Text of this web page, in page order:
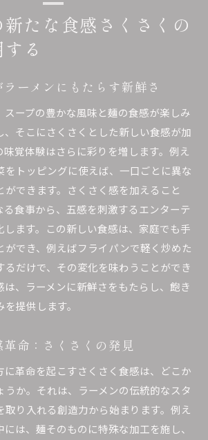
が生むラーメンの新しい楽しみ方
ラーメンで味わう五感の楽しみ
食感を変えることで得られる新たな
の食感に変化を加える楽しみ方
ラーメンで味わう独自の食事体験
さらに楽しむためのさくさく食感の
くさくラーメンの秘密とは
に作れるさくさくラーメンのレシピ
感を家庭で再現するためのポイント
さくさくラーメン作りのヒント
むさくさくラーメンのアレンジ法
感を引き出すラーメンの調理法
にさくさく感を与える調理技術
ーメンの調理におけるポイント
感を保証する調理工程
たな食感さくさくの
る
ーメンにもたらす新鮮さ
スープの豊かな風味と麺の食感が楽しみ
、そこにさくさくとした新しい食感が加
味覚体験はさらに彩りを増します。例え
をトッピングに使えば、一口ごとに異な
ができます。さくさく感を加えること
る食事から、五感を刺激するエンターテ
します。この新しい食感は、家庭でも手
ができ、例えばフライパンで軽く炒めた
るだけで、その変化を味わうことができ
は、ラーメンに新鮮さをもたらし、飽き
提供します。
命：さくさくの発見
に革命を起こすさくさく食感は、どこか
うか。それは、ラーメンの伝統的なスタ
取り入れる創造力から始まります。例え
は、麺そのものに特殊な加工を施し、